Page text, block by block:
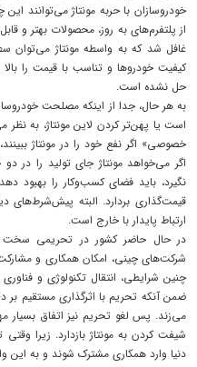
خودروسازان با حربه مونتاژ می‌توانند
از پلتفرم‌های به روز، محصولات بهتر و
غافل شد که به واسطه مونتاژ می‌توان
کیفیت خودروها و تناسب با قیمت را بالا
حل نشده است.
به هر حال، جدا از اینکه مصلحت
است یا پهن‌تر کردن لاین مونتاژ، به
خصوصی» اگر نفع خود را در مونتاژ
اگر می‌خواهد مونتاژ جای تولید را در
نگیرد، باید فضای کسب‌و‌کار را
قیمت‌گذاری بردارد. البته پیش‌شرط‌های
ارتباط پایدار با خارج است.
در حال حاضر کشور در تحریمی سخت
شرکت‌های چینی، امکان همکاری و مشارکت
چنین شرایطی، انتقال تکنولوژی و
ضمن آنکه تحریم با اثرگذاری مستقیم بر
می‌زند. پس لغو تحریم نیز اتفاق بسیار
شیفت کردن به مونتاژ بازدارد. زیرا وقتی
دنیا وارد همکاری مشترک شوند و به این